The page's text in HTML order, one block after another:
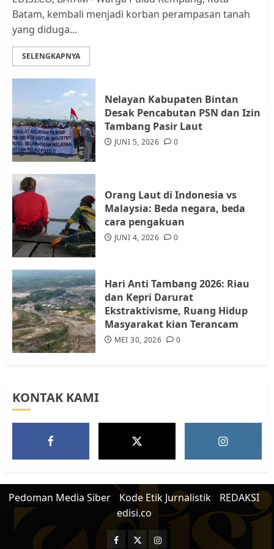
4
Warga Rempang Ajukan
Audiensi dengan Wali Kota
5
Tim Advokasi Desak BP Batam
Berhenti Merampas Tanah
Batam, kembali menjadi korban perampasan tanah
yang diduga...
SELENGKAPNYA
Nelayan Kabupaten Bintan
Desak Pencabutan PSN dan Izin
Tambang Pasir Laut
JUNI 5, 2026 0
Orang Laut di Indonesia vs
Malaysia: Beda negara, beda
cara pengakuan
JUNI 4, 2026 0
Hari Anti Tambang 2026: Riau
dan Kepri Darurat
Ekstraktivisme, Ruang Hidup
Masyarakat kian Terancam
MEI 30, 2026 0
KONTAK KAMI
Pedoman Media Siber Kode Etik Jurnalistik
REDAKSI
edisi.co
Facebook
TwitterInstagram